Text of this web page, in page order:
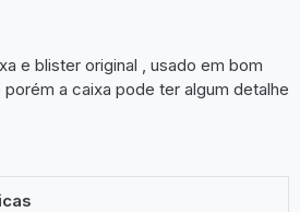
e blister original , usado em bom
a caixa pode ter algum detalhe